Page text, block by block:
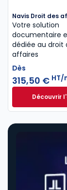
Navis Droit des
Votre solution
documentaire
dédiée au droit
affaires
Dès
315,50 € HT/
Découvrir